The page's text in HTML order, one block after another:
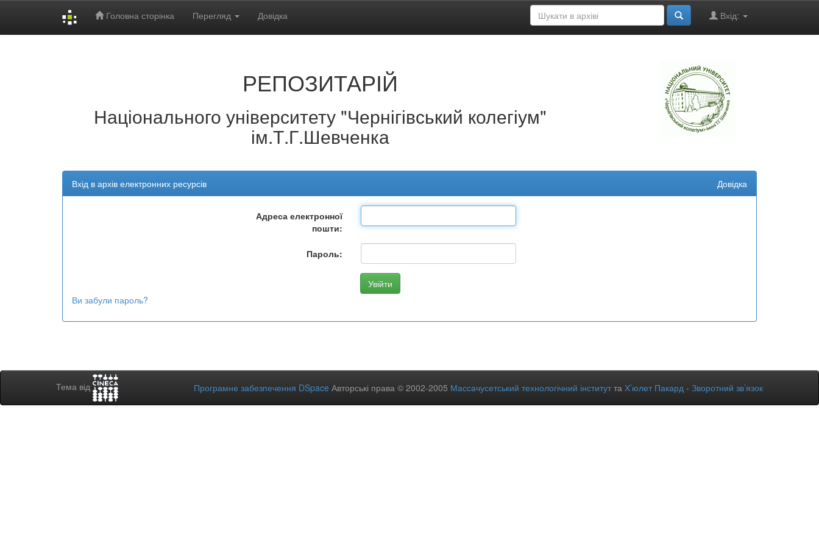
Головна сторінка Перегляд Довідка Вхід:
РЕПОЗИТАРІЙ
Національного університету "Чернігівський колегіум"
ім.Т.Г.Шевченка
Вхід в архів електронних ресурсів Довідка
Адреса електронної
пошти:
Пароль:
Ви забули пароль?
Тема від Програмне забезпечення DSpace Авторські права © 2002-2005 Массачусетський технологічний інститутта Х’юлет Пакард - Зворотний зв’язок